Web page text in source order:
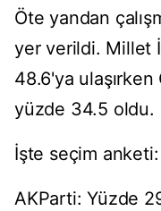
Öte yandan
yer verildi. Millet
48.6'ya ulaşırken
yüzde 34.5 oldu.
İşte seçim anketi:
AKParti: Yüzde